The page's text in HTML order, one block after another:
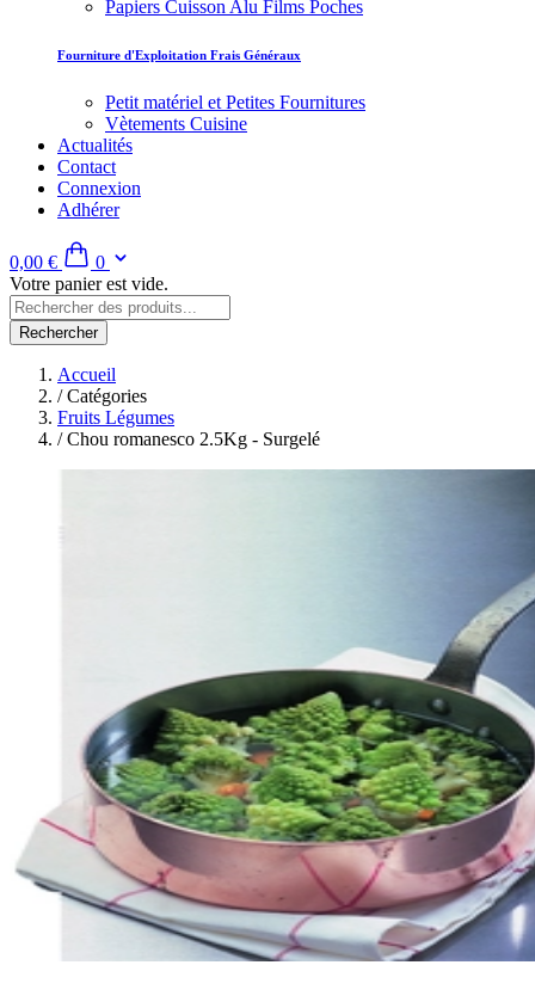
Papiers Cuisson Alu Films Poches
Fourniture d'Exploitation Frais Généraux
Petit matériel et Petites Fournitures
Vètements Cuisine
Actualités
Contact
Connexion
Adhérer
0,00 €
0
Votre panier est vide.
Rechercher
Accueil
/Catégories
Fruits Légumes
/Chou romanesco 2.5Kg - Surgelé